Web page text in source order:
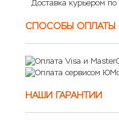
Доставка курьером
СПОСОБЫ ОПЛАТЫ
НАШИ ГАРАНТИИ